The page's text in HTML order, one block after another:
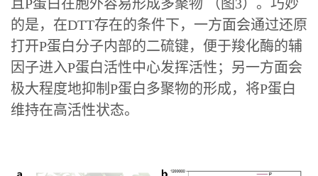
且P蛋白在胞外容易形成多聚物 （图3）。巧妙
的是，在DTT存在的条件下，一方面会通过还原
打开P蛋白分子内部的二硫键，便于羧化酶的辅
因子进入P蛋白活性中心发挥活性；另一方面会
极大程度地抑制P蛋白多聚物的形成，将P蛋白
维持在高活性状态。